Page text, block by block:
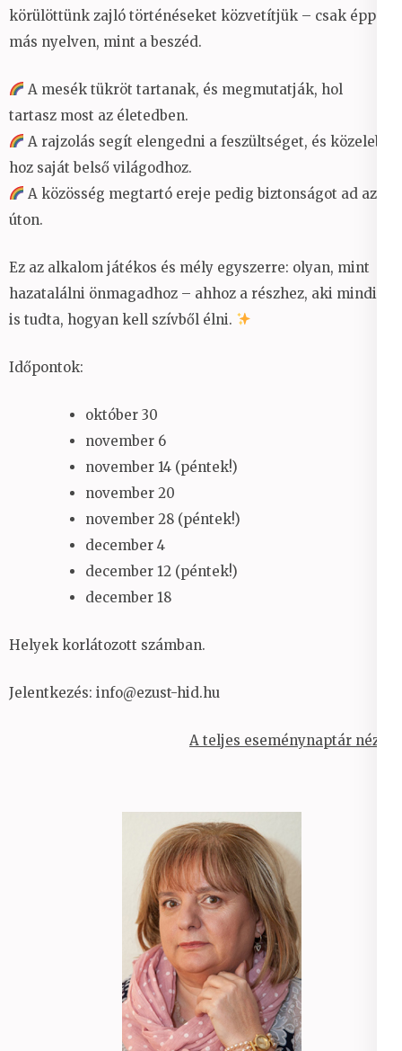
körülöttünk zajló történéseket közvetítjük – csak épp
más nyelven, mint a beszéd.
A mesék tükröt tartanak, és megmutatják, hol
tartasz most az életedben.
A rajzolás segít elengedni a feszültséget, és közelebb
hoz saját belső világodhoz.
A közösség megtartó ereje pedig biztonságot ad az
úton.
Ez az alkalom játékos és mély egyszerre: olyan, mint
hazatalálni önmagadhoz – ahhoz a részhez, aki mindig
is tudta, hogyan kell szívből élni.
Időpontok:
október 30
november 6
november 14 (péntek!)
november 20
november 28 (péntek!)
december 4
december 12 (péntek!)
december 18
Helyek korlátozott számban.
Jelentkezés: info@ezust-hid.hu
A teljes eseménynaptár nézet